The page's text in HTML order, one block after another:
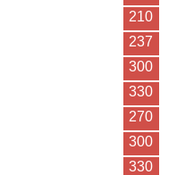
210
237
300
330
270
300
330